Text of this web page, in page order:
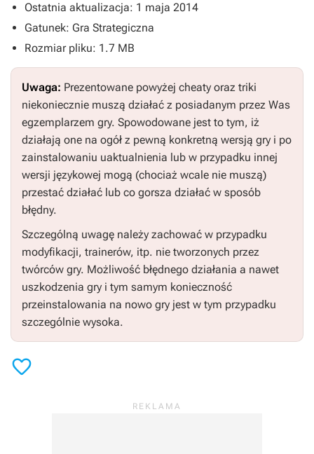
Ostatnia aktualizacja: 1 maja 2014
Gatunek: Gra Strategiczna
Rozmiar pliku: 1.7 MB
Uwaga: Prezentowane powyżej cheaty oraz triki
niekoniecznie muszą działać z posiadanym przez Was
egzemplarzem gry. Spowodowane jest to tym, iż
działają one na ogół z pewną konkretną wersją gry i po
zainstalowaniu uaktualnienia lub w przypadku innej
wersji językowej mogą (chociaż wcale nie muszą)
przestać działać lub co gorsza działać w sposób
błędny.
Szczególną uwagę należy zachować w przypadku
modyfikacji, trainerów, itp. nie tworzonych przez
twórców gry. Możliwość błędnego działania a nawet
uszkodzenia gry i tym samym konieczność
przeinstalowania na nowo gry jest w tym przypadku
szczególnie wysoka.
